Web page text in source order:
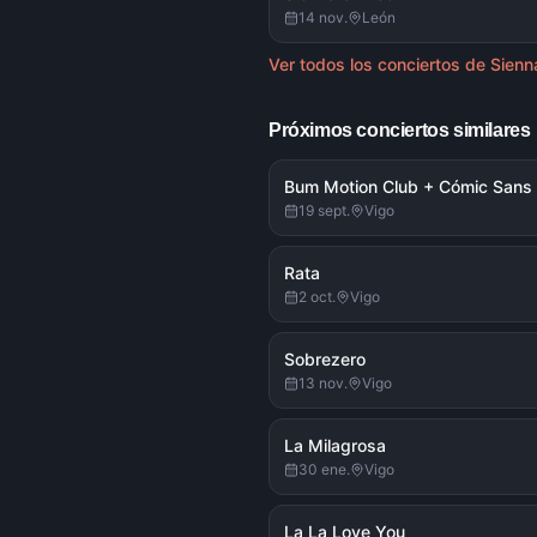
14 nov. León
Ver todos los conciertos de
Próximos conciertos similares
Bum Motion Club + Cómic Sans
19 sept. Vigo
Rata
2 oct. Vigo
Sobrezero
13 nov. Vigo
La Milagrosa
30 ene. Vigo
La La Love You